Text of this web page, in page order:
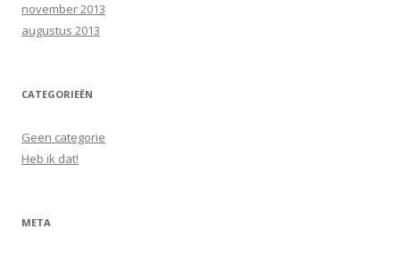
november 2013
augustus 2013
CATEGORIEËN
Geen categorie
Heb ik dat!
META